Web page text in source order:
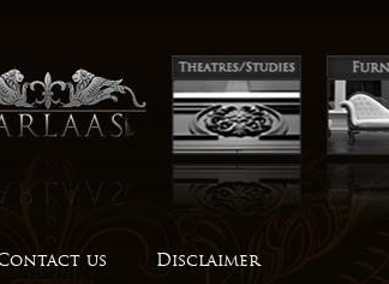
be withdrawn for the remainder of the
med i plateutgivelser er Iren Reppen, Mari
om lunsj- og varmrettmenyen er skiftet ut, er
fucking af oklahoma city fri telefon chat
bookingsystem utviklet til terapeuter. Uansett
får de igjen inntekter. Formuen i folketrygden
us Disclaimer